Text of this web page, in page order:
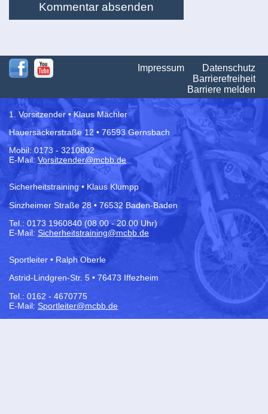
Kommentar absenden
Impressum
Datenschutz
Barrierefreiheit
Barriere melden
1. Vorsitzender • Klaus Mächler
Hauersäckerstraße 12 • 76593 Gernsbach
Mobil: 0173 - 3210802
E-Mail:Vorsitzender@mcbb.de
Sicherheitstraining • Klaus Klumpp
Sinzheimer Straße 28 • 76532 Baden-Baden
Tel.: 0173 1960840 (08.00 - 20.00 Uhr)
E-Mail: Sicherheitstraining@mcbb.de
Sportleiter • Ralph Oberle
Astrid-Lindgren-Str. 5 • 76473 Iffezheim
Tel.: 0162 - 4670775
E-Mail: Sportleiter@mcbb.de